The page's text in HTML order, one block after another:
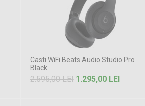
Casti WiFi Beats Audio Studio Pro
Black
2.595,00 LEI 1.295,00 LEI